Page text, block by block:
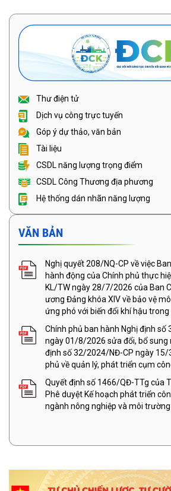
Thư điện tử
Dịch vụ công trực tuyến
Góp ý dự thảo, văn bản
Tài liệu
CSDL năng lượng trọng điểm
CSDL Công Thương địa phương
Hệ thống dán nhãn năng lượng
VĂN BẢN
Nghị quyết 208/NQ-CP về việc
hành động của Chính phủ thực
KL/TW ngày 28/7/2026 của Ban
ương Đảng khóa XIV về bảo vệ
ứng phó với biến đổi khí hậu
Chính phủ ban hành Nghị định
ngày 01/8/2026 sửa đổi, bổ sung
định số 32/2024/NĐ-CP ngày 15/
phủ về quản lý, phát triển cụm
Quyết định số 1466/QĐ-TTg của
Phê duyệt Kế hoạch phát triển
ngành nông nghiệp và môi trường